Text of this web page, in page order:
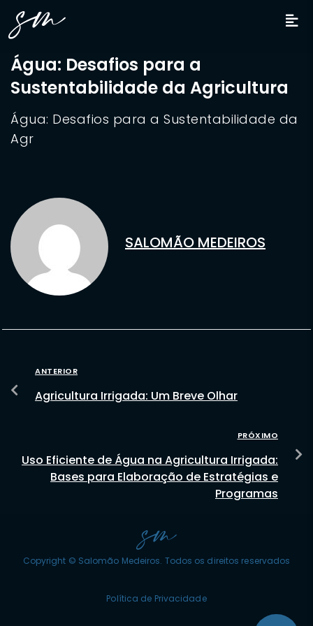
Água: Desafios para a
Sustentabilidade da Agricultura
Água: Desafios para a Sustentabilidade da
Agr
SALOMÃO MEDEIROS
ANTERIOR
Agricultura Irrigada: Um Breve Olhar
PRÓXIMO
Uso Eficiente de Água na Agricultura Irrigada:
Bases para Elaboração de Estratégias e
Programas
Copyright © Salomão Medeiros. Todos os direitos reservados
Política de Privacidade